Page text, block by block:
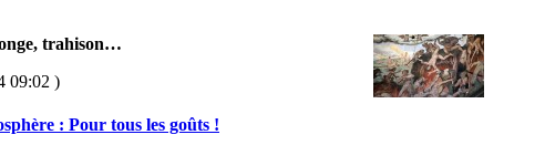
trahison…
09:02 )
: Pour tous les goûts !